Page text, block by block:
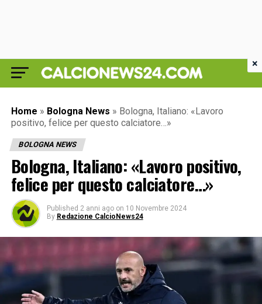
Home » Bologna News » Bologna, Italiano: «Lavoro
positivo, felice per questo calciatore…»
BOLOGNA NEWS
Bologna, Italiano: «Lavoro positivo,
felice per questo calciatore…»
Published 2 anni ago on 10 Novembre 2024
By Redazione CalcioNews24
×